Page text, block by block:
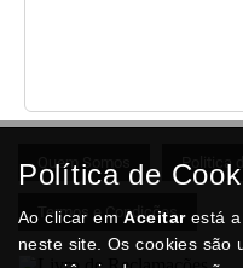
Quem Somos Politica
Termos e Condições
Política de
Ao clicar emAceitarestá a
neste site. Os cookies são